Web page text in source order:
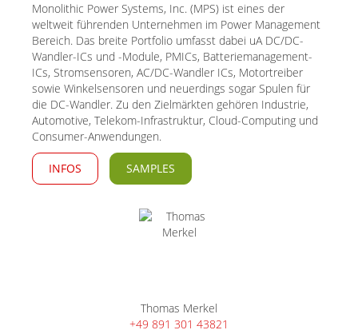
Monolithic Power Systems, Inc. (MPS) ist eines der
weltweit führenden Unternehmen im Power Management
Bereich. Das breite Portfolio umfasst dabei uA DC/DC-
Wandler-ICs und -Module, PMICs, Batteriemanagement-
ICs, Stromsensoren, AC/DC-Wandler ICs, Motortreiber
sowie Winkelsensoren und neuerdings sogar Spulen für
die DC-Wandler. Zu den Zielmärkten gehören Industrie,
Automotive, Telekom-Infrastruktur, Cloud-Computing und
Consumer-Anwendungen.
INFOS SAMPLES
Thomas Merkel
+49 891 301 43821